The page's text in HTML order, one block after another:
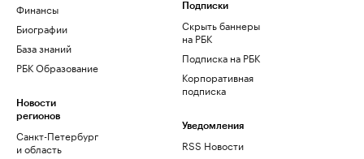
Финансы
Биографии
База знаний
РБК Образование
Новости
регионов
Санкт-Петербург
и область
Подписки
Скрыть баннеры
на РБК
Подписка на РБК
Корпоративная
подписка
Уведомления
RSS Новости